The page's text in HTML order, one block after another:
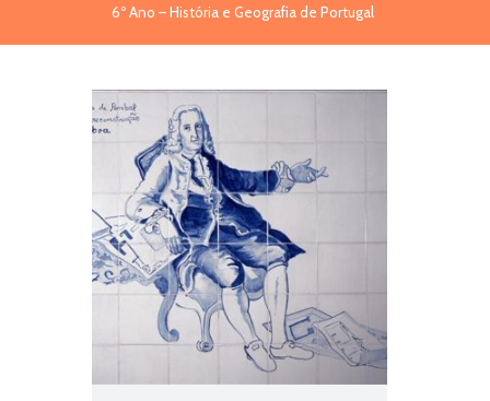
6º Ano – História e Geografia de Portugal